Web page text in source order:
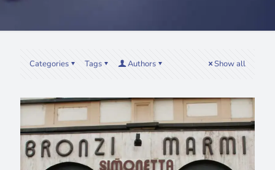
Categories Tags Authors Show all